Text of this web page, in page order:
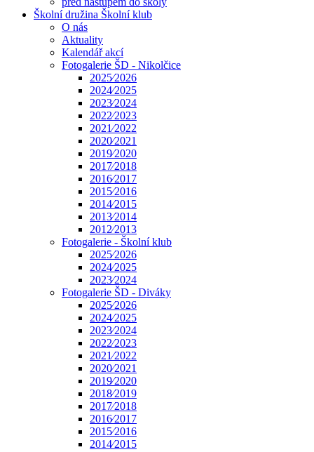
Školní družina Školní klub
O nás
Aktuality
Kalendář akcí
Fotogalerie ŠD - Nikolčice
2025⁄2026
2024⁄2025
2023⁄2024
2022⁄2023
2021⁄2022
2020⁄2021
2019⁄2020
2017⁄2018
2016⁄2017
2015⁄2016
2014⁄2015
2013⁄2014
2012⁄2013
Fotogalerie - Školní klub
2025⁄2026
2024⁄2025
2023⁄2024
Fotogalerie ŠD - Diváky
2025⁄2026
2024⁄2025
2023⁄2024
2022⁄2023
2021⁄2022
2020⁄2021
2019⁄2020
2018⁄2019
2017⁄2018
2016⁄2017
2015⁄2016
2014⁄2015